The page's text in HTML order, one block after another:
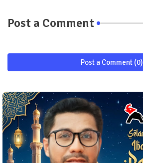
Post a Comment
Post a Comment (0)